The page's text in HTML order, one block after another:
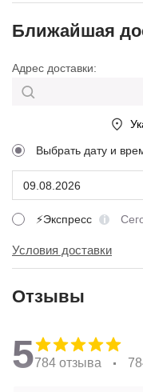
Ближайшая
Адрес доставки:
Выбрать дату и
⚡Экспресс
Условия доставки
Отзывы
5784 отзыва